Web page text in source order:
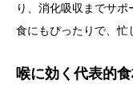
り、消化吸収までサ
食にもぴったりで、忙
喉に効く代表的